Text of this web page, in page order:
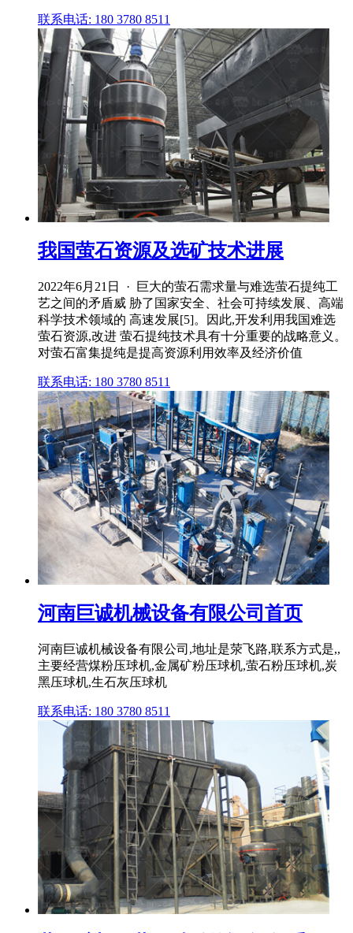
联系电话: 180 3780 8511
我国萤石资源及选矿技术进展
2022年6月21日 · 巨大的萤石需求量与难选萤石提纯工
艺之间的矛盾威 胁了国家安全、社会可持续发展、高端
科学技术领域的 高速发展[5]。因此,开发利用我国难选
萤石资源,改进 萤石提纯技术具有十分重要的战略意义。
对萤石富集提纯是提高资源利用效率及经济价值
联系电话: 180 3780 8511
河南巨诚机械设备有限公司首页
河南巨诚机械设备有限公司,地址是荥飞路,联系方式是,,
主要经营煤粉压球机,金属矿粉压球机,萤石粉压球机,炭
黑压球机,生石灰压球机
联系电话: 180 3780 8511